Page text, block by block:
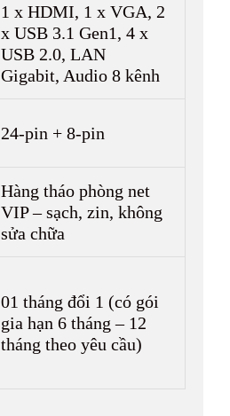
1 x HDMI, 1 x VGA, 2
x USB 3.1 Gen1, 4 x
USB 2.0, LAN
Gigabit, Audio 8 kênh
24-pin + 8-pin
Hàng tháo phòng net
VIP – sạch, zin, không
sửa chữa
01 tháng đổi 1 (có gói
gia hạn 6 tháng – 12
tháng theo yêu cầu)